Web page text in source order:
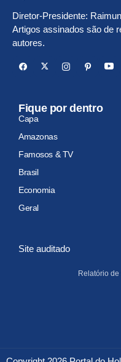
Diretor-Presidente:
Artigos assinados são de
autores.
Fique por dentro
Capa
Amazonas
Famosos & TV
Brasil
Economia
Geral
Site auditado
Relatório